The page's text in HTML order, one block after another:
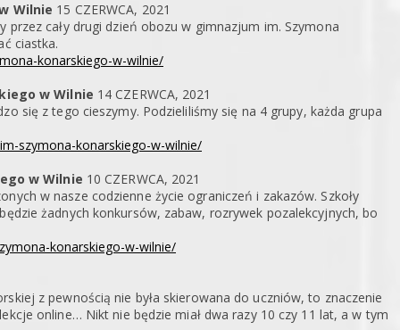
Wilnie 15 CZERWCA, 2021
przez cały drugi dzień obozu w gimnazjum im. Szymona
ciastka.
konarskiego-w-wilnie/
w Wilnie 14 CZERWCA, 2021
się z tego cieszymy. Podzieliliśmy się na 4 grupy, każda grupa
szymona-konarskiego-w-wilnie/
w Wilnie 10 CZERWCA, 2021
w nasze codzienne życie ograniczeń i zakazów. Szkoły
żadnych konkursów, zabaw, rozrywek pozalekcyjnych, bo
konarskiego-w-wilnie/
z pewnością nie była skierowana do uczniów, to znaczenie
online… Nikt nie będzie miał dwa razy 10 czy 11 lat, a w tym